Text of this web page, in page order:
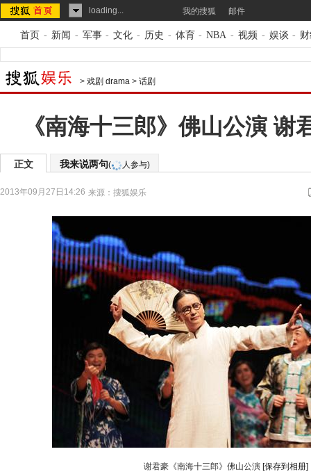
loading... 我的搜狐 邮件
首页 - 新闻 - 军事 - 文化 - 历史 - 体育 - NBA - 视频 - 娱谈 -
> 戏剧 drama > 话剧
《南海十三郎》佛山公演 谢
正文 我来说两句( 人参与)
2013年09月27日14:26 来源： 搜狐娱乐
谢君豪《南海十三郎》佛山公演 [保存到相册]